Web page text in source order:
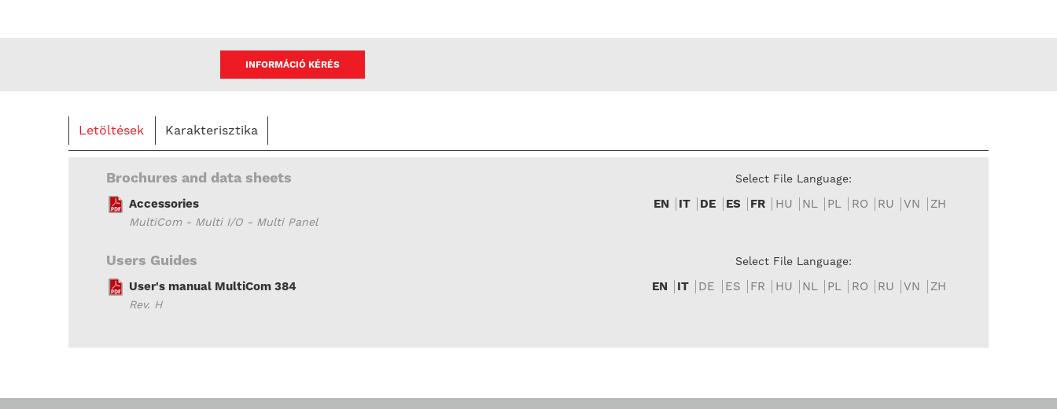
INFORMÁCIÓ KÉRÉS
Letöltések Karakterisztika
Brochures and data sheets Select File Language:
Accessories
MultiCom - Multi I/O - Multi Panel
EN IT DE ES FR HU NL PL RO RU VN ZH
Users Guides Select File Language:
User's manual MultiCom 384
Rev. H
EN IT DE ES FR HU NL PL RO RU VN ZH